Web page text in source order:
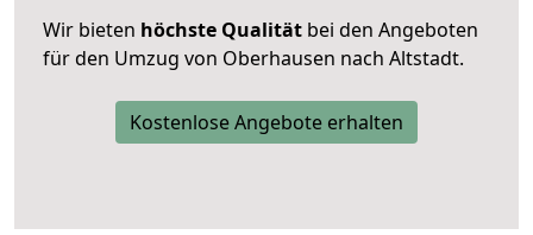
Wir bieten höchste Qualität bei den Angeboten
für den Umzug von Oberhausen nach Altstadt.
Kostenlose Angebote erhalten